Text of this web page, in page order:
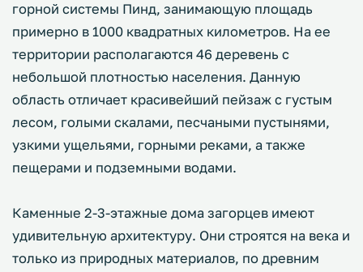
горной системы Пинд, занимающую площадь
примерно в 1000 квадратных километров. На ее
территории располагаются 46 деревень с
небольшой плотностью населения. Данную
область отличает красивейший пейзаж с густым
лесом, голыми скалами, песчаными пустынями,
узкими ущельями, горными реками, а также
пещерами и подземными водами.
Каменные 2-3-этажные дома загорцев имеют
удивительную архитектуру. Они строятся на века и
только из природных материалов, по древним